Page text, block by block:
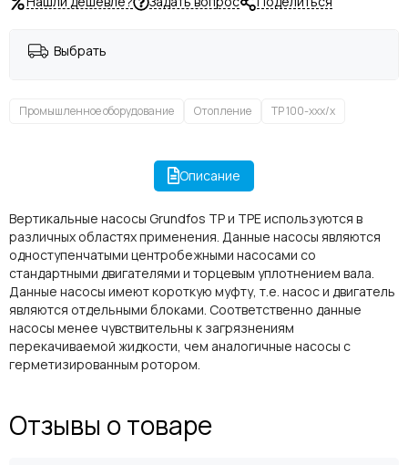
Выбрать
Промышленное оборудование Отопление TP 100-xxx/x
Описание
Вертикальные насосы Grundfos TP и TPE используются в
различных областях применения. Данные насосы являются
одноступенчатыми центробежными насосами со
стандартными двигателями и торцевым уплотнением вала.
Данные насосы имеют короткую муфту, т.е. насос и двигатель
являются отдельными блоками. Соответственно данные
насосы менее чувствительны к загрязнениям
перекачиваемой жидкости, чем аналогичные насосы с
герметизированным ротором.
Отзывы о товаре